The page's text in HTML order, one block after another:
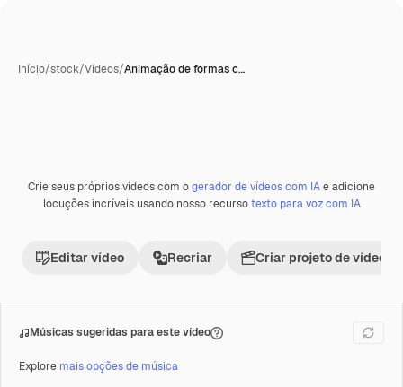
Início/stock/Vídeos/Animação de formas c…
PremiumGerada com IA
Crie seus próprios vídeos com ogerador de vídeos com IAe adicione
locuções incríveis usando nosso recursotexto para voz com IA
Editar vídeo Recriar Criar projeto de vídeo
Músicas sugeridas para este vídeo
Explore mais opções de música